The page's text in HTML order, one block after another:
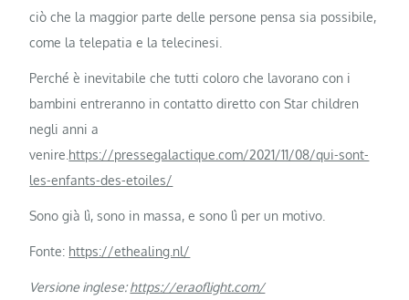
ciò che la maggior parte delle persone pensa sia possibile,
come la telepatia e la telecinesi.
Perché è inevitabile che tutti coloro che lavorano con i
bambini entreranno in contatto diretto con Star children
negli anni a
venire. https://pressegalactique.com/2021/11/08/qui-sont-
les-enfants-des-etoiles/
Sono già lì, sono in massa, e sono lì per un motivo.
Fonte: https://ethealing.nl/
Versione inglese:https://eraoflight.com/